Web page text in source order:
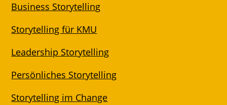
Business Storytelling
Storytelling für KMU
Leadership Storytelling
Persönliches Storytelling
Storytelling im Change